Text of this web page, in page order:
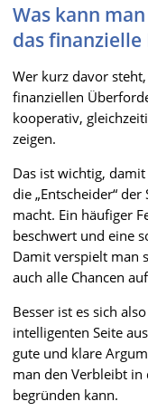
Was kann
das
Wer kurz davor
finanziellen
kooperativ,
zeigen.
Das ist wichtig,
die „Entscheider“
macht. Ein häufiger
beschwert und eine
Damit verspielt man
auch alle Chancen
Besser ist es sich
intelligenten Seite
gute und klare
man den Verbleibt
begründen kann.